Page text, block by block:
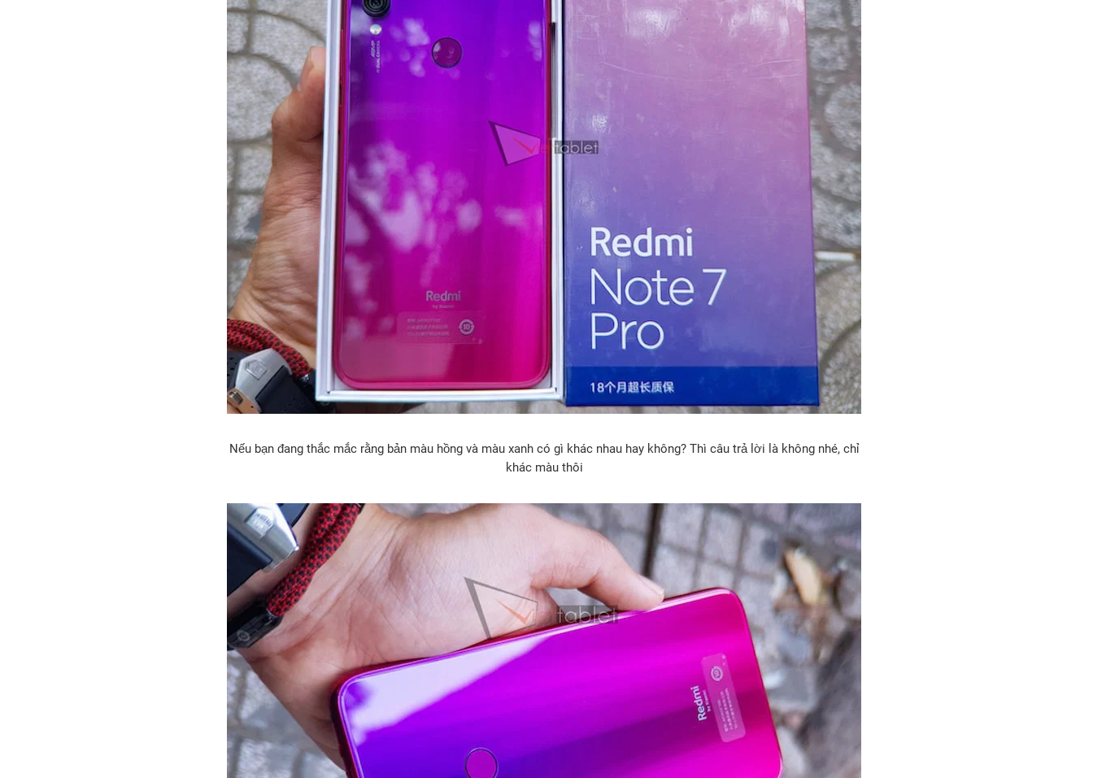
Nếu bạn đang thắc mắc rằng bản màu hồng và màu xanh có gì khác nhau hay không? Thì câu trả lời là không nhé, chỉ
khác màu thôi